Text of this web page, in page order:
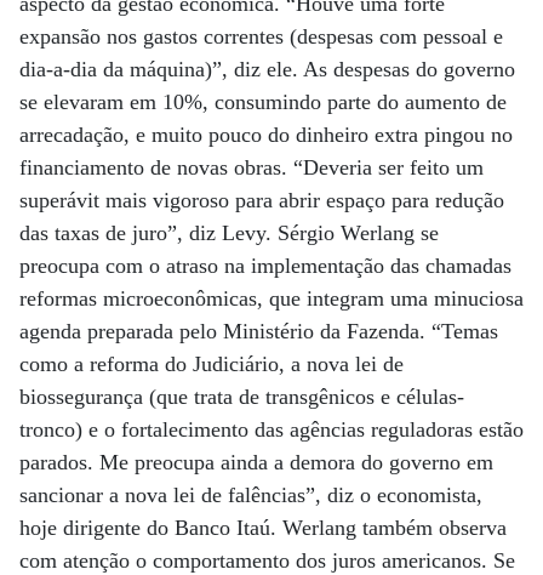
expansão nos gastos correntes (despesas com pessoal e
dia-a-dia da máquina)”, diz ele. As despesas do governo
se elevaram em 10%, consumindo parte do aumento de
arrecadação, e muito pouco do dinheiro extra pingou no
financiamento de novas obras. “Deveria ser feito um
superávit mais vigoroso para abrir espaço para redução
das taxas de juro”, diz Levy. Sérgio Werlang se
preocupa com o atraso na implementação das chamadas
reformas microeconômicas, que integram uma minuciosa
agenda preparada pelo Ministério da Fazenda. “Temas
como a reforma do Judiciário, a nova lei de
biossegurança (que trata de transgênicos e células-
tronco) e o fortalecimento das agências reguladoras estão
parados. Me preocupa ainda a demora do governo em
sancionar a nova lei de falências”, diz o economista,
hoje dirigente do Banco Itaú. Werlang também observa
com atenção o comportamento dos juros americanos. Se